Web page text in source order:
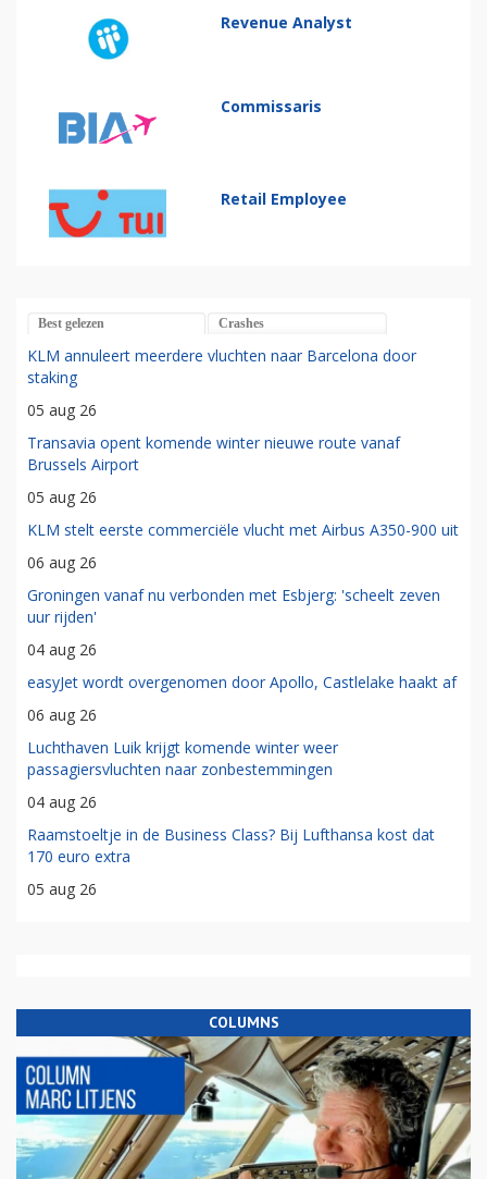
Revenue Analyst
Commissaris
Retail Employee
Best gelezen Crashes
KLM annuleert meerdere vluchten naar Barcelona door
staking
05 aug 26
Transavia opent komende winter nieuwe route vanaf
Brussels Airport
05 aug 26
KLM stelt eerste commerciële vlucht met Airbus A350-900 uit
06 aug 26
Groningen vanaf nu verbonden met Esbjerg: 'scheelt zeven
uur rijden'
04 aug 26
easyJet wordt overgenomen door Apollo, Castlelake haakt af
06 aug 26
Luchthaven Luik krijgt komende winter weer
passagiersvluchten naar zonbestemmingen
04 aug 26
Raamstoeltje in de Business Class? Bij Lufthansa kost dat
170 euro extra
05 aug 26
COLUMNS